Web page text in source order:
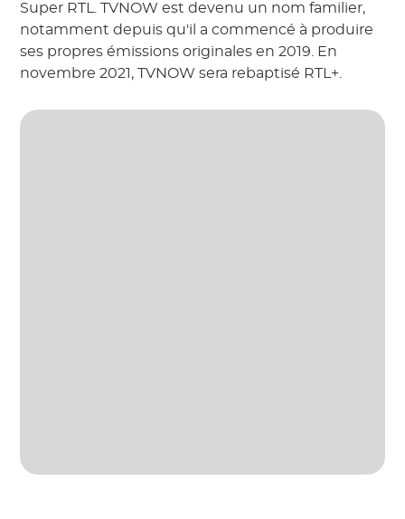
Super RTL. TVNOW est devenu un nom familier,
notamment depuis qu'il a commencé à produire
ses propres émissions originales en 2019. En
novembre 2021, TVNOW sera rebaptisé RTL+.